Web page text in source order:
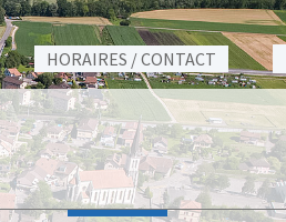
HORAIRES / CONTACT